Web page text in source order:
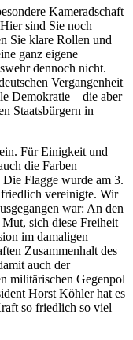
Kameradschaft
sind Sie noch
Sie klare Rollen und
ganz eigene
dennoch nicht.
Vergangenheit
Demokratie – die aber
Staatsbürgern in
Für Einigkeit und
die Farben
Flagge wurde am 3.
vereinigte. Wir
war: An den
sich diese Freiheit
im damaligen
Zusammenhalt des
auch der
militärischen Gegenpol
Horst Köhler hat es
so friedlich so viel